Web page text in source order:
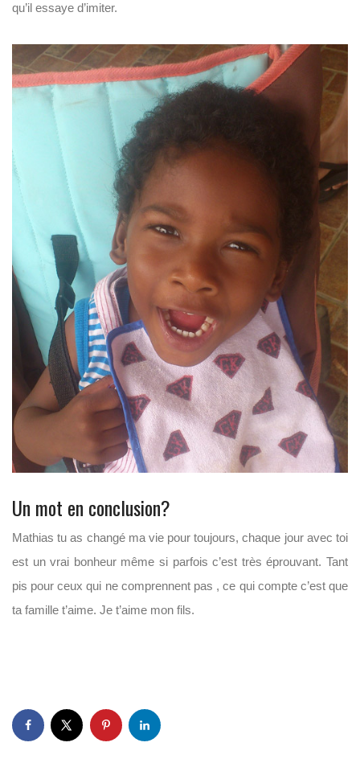
qu’il essaye d’imiter.
Un mot en conclusion?
Mathias tu as changé ma vie pour toujours, chaque jour avec toi
est un vrai bonheur même si parfois c’est très éprouvant. Tant
pis pour ceux qui ne comprennent pas , ce qui compte c’est que
ta famille t’aime. Je t’aime mon fils.